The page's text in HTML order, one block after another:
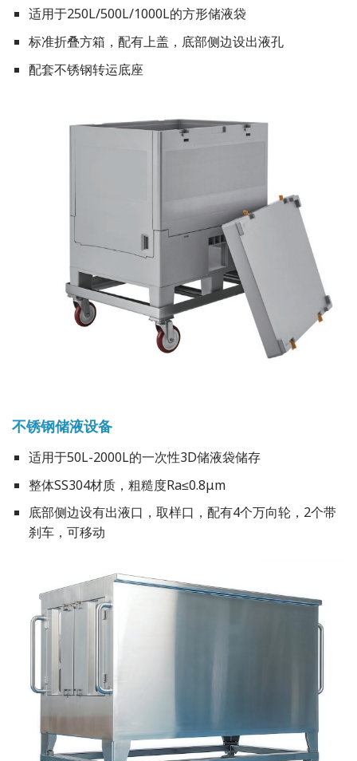
适用于250L/500L/1000L的方形储液袋
标准折叠方箱，配有上盖，底部侧边设出液孔
配套不锈钢转运底座
不锈钢储液设备
适用于50L-2000L的一次性3D储液袋储存
整体SS304材质，粗糙度Ra≤0.8μm
底部侧边设有出液口，取样口，配有4个万向轮，2个带
刹车，可移动